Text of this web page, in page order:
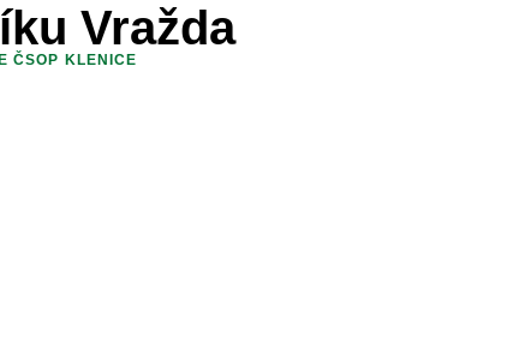
Vražda
ČSOP KLENICE